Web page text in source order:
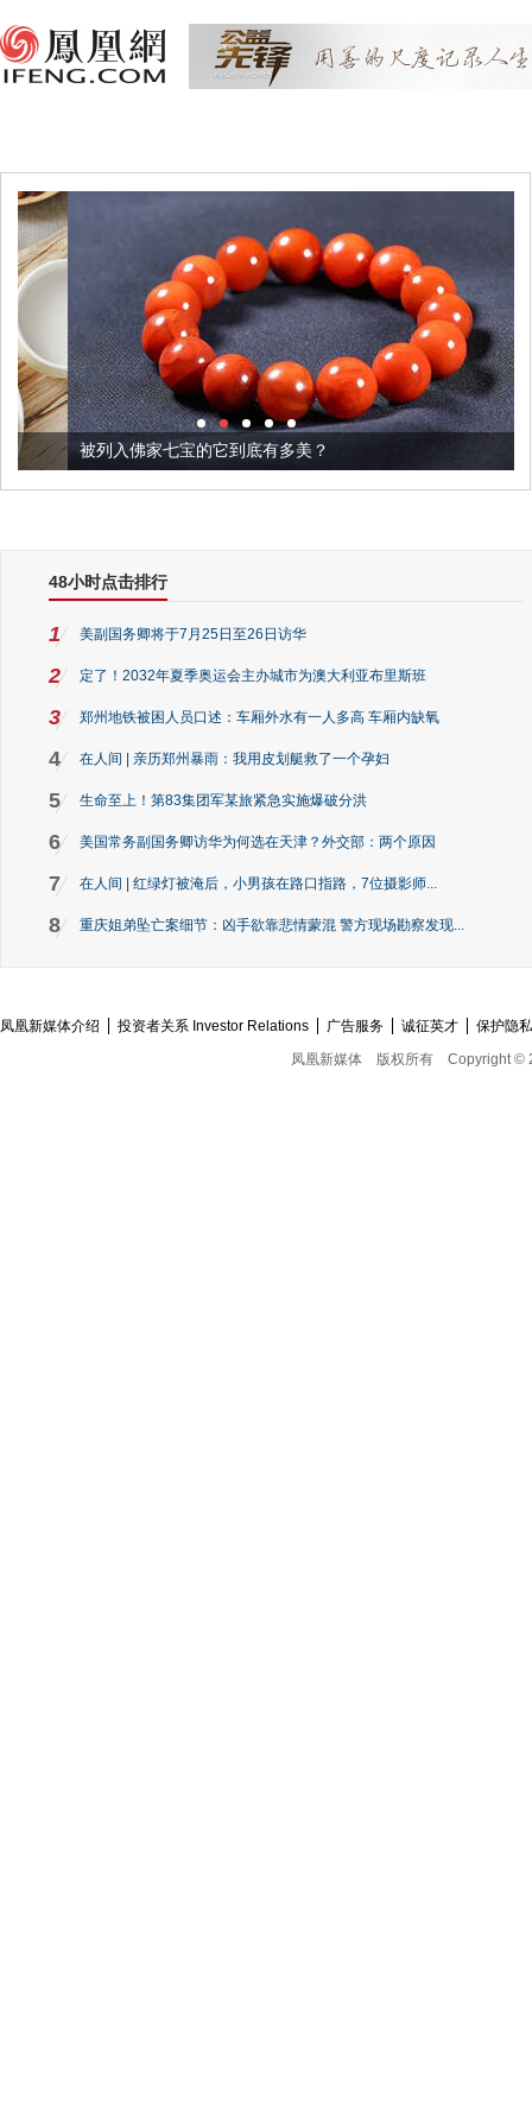
被列入佛家七宝的它到底有多美？
48小时点击排行
1 美副国务卿将于7月25日至26日访华
2 定了！2032年夏季奥运会主办城市为澳大利亚布里斯班
3 郑州地铁被困人员口述：车厢外水有一人多高 车厢内缺氧
4 在人间 | 亲历郑州暴雨：我用皮划艇救了一个孕妇
5 生命至上！第83集团军某旅紧急实施爆破分洪
6 美国常务副国务卿访华为何选在天津？外交部：两个原因
7 在人间 | 红绿灯被淹后，小男孩在路口指路，7位摄影师...
8 重庆姐弟坠亡案细节：凶手欲靠悲情蒙混 警方现场勘察发现...
凤凰新媒体介绍 投资者关系 Investor Relations 广告服务 诚征英才
保护隐
凤凰新媒体
版权所有 Copyright ©